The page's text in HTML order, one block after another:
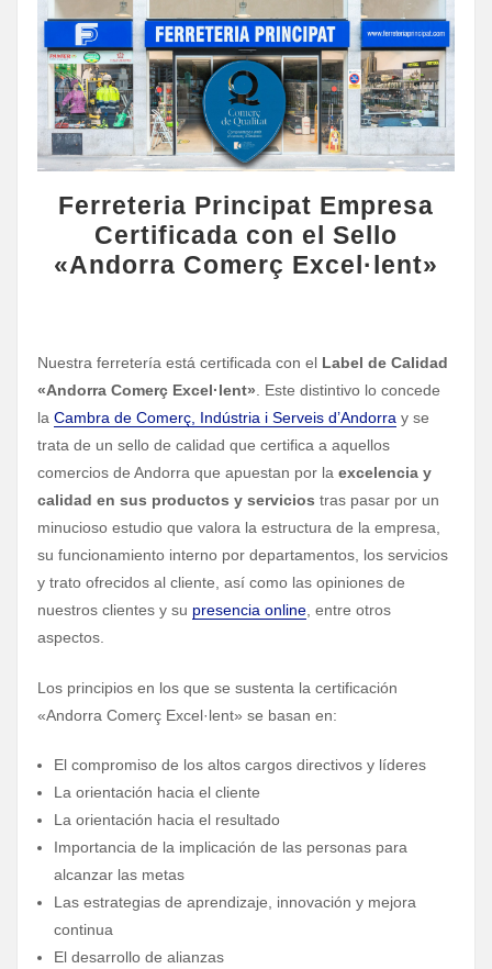
Ferreteria Principat Empresa
Certificada con el Sello
«Andorra Comerç Excel·lent»
Nuestra ferretería está certificada con el Label de Calidad
«Andorra Comerç Excel·lent». Este distintivo lo concede
la Cambra de Comerç, Indústria i Serveis d’Andorray se
trata de un sello de calidad que certifica a aquellos
comercios de Andorra que apuestan por la excelencia y
calidad en sus productos y servicios tras pasar por un
minucioso estudio que valora la estructura de la empresa,
su funcionamiento interno por departamentos, los servicios
y trato ofrecidos al cliente, así como las opiniones de
nuestros clientes y su presencia online, entre otros
aspectos.
Los principios en los que se sustenta la certificación
«Andorra Comerç Excel·lent» se basan en:
El compromiso de los altos cargos directivos y líderes
La orientación hacia el cliente
La orientación hacia el resultado
Importancia de la implicación de las personas para
alcanzar las metas
Las estrategias de aprendizaje, innovación y mejora
continua
El desarrollo de alianzas